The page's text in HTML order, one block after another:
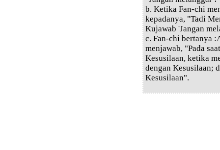
b. Ketika Fan-chi
kepadanya, "Tadi
Kujawab 'Jangan
c. Fan-chi bertanya
menjawab, "Pada
Kesusilaan, ketika
dengan Kesusilaan;
Kesusilaan".